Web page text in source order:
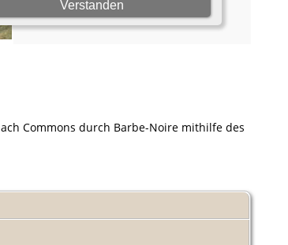
Commons durch Barbe-Noire mithilfe des